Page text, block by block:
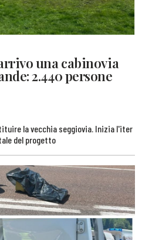
una cabinovia
2.440 persone
la vecchia seggiovia. Inizia l'iter
del progetto